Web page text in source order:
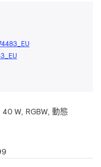
W, RGBW, 動態